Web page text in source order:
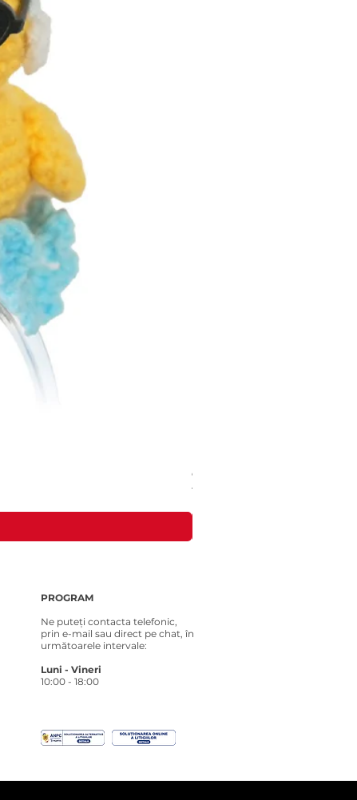
Costum tricotat pentru Loona
Preț
181,00 RON
PROGRAM
Ne puteți contacta telefonic,
prin e-mail sau direct pe chat, în
următoarele intervale:
Luni - Vineri
10:00 - 18:00